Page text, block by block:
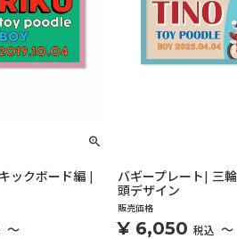
ックボード編 |
〜
バギープレート| 三
頭デザイン
販売価格
¥ 6,050 税込 〜